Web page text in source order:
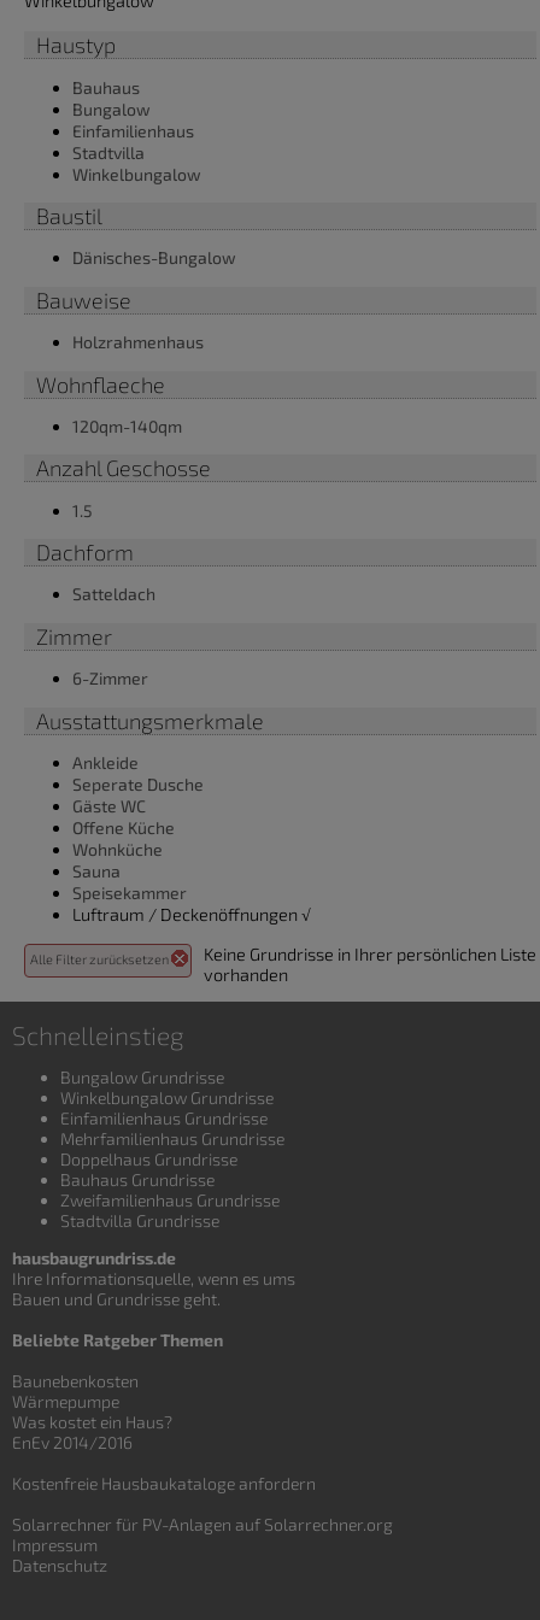
Haustyp
Bauhaus
Bungalow
Einfamilienhaus
Stadtvilla
Winkelbungalow
Baustil
Dänisches-Bungalow
Bauweise
Holzrahmenhaus
Wohnflaeche
120qm-140qm
Anzahl Geschosse
1.5
Dachform
Satteldach
Zimmer
6-Zimmer
Ausstattungsmerkmale
Ankleide
Seperate Dusche
Gäste WC
Offene Küche
Wohnküche
Sauna
Speisekammer
Luftraum / Deckenöffnungen √
Alle Filter zurücksetzen
Keine Grundrisse in Ihrer persönlichen Liste
vorhanden
Schnelleinstieg
Bungalow Grundrisse
Winkelbungalow Grundrisse
Einfamilienhaus Grundrisse
Mehrfamilienhaus Grundrisse
Doppelhaus Grundrisse
Bauhaus Grundrisse
Zweifamilienhaus Grundrisse
Stadtvilla Grundrisse
hausbaugrundriss.de
Ihre Informationsquelle, wenn es ums
Bauen und Grundrisse geht.
Beliebte Ratgeber Themen
Baunebenkosten
Wärmepumpe
Was kostet ein Haus?
EnEv 2014/2016
Kostenfreie Hausbaukataloge anfordern
Solarrechner für PV-Anlagen auf Solarrechner.org
Impressum
Datenschutz